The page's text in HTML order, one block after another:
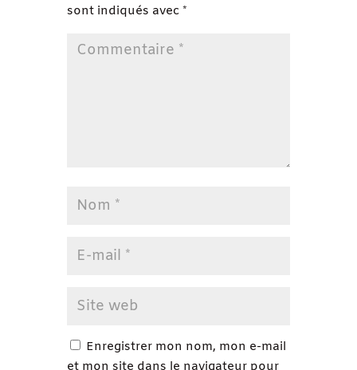
sont indiqués avec *
Enregistrer mon nom, mon e-mail
et mon site dans le navigateur pour